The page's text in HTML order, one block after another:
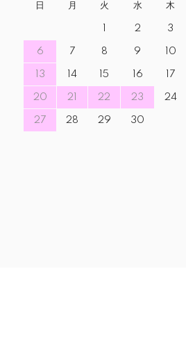
日 月 火 水 木
2 3
6 7 8 9 10
13 14 15 16 17
20 21 22 23 24
27 28 29 30